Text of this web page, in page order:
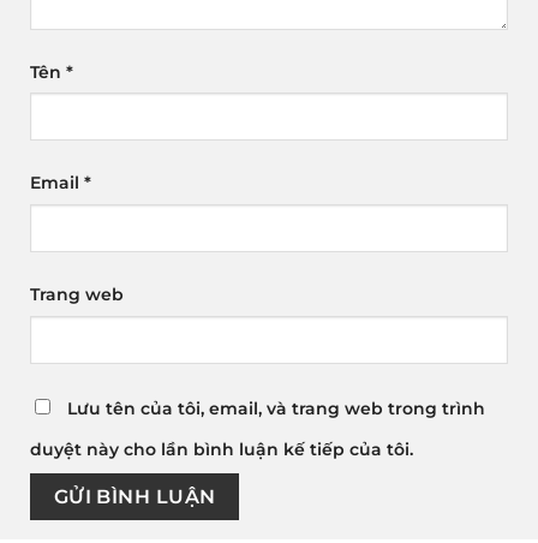
Tên *
Email *
Trang web
Lưu tên của tôi, email, và trang web trong trình
duyệt này cho lần bình luận kế tiếp của tôi.